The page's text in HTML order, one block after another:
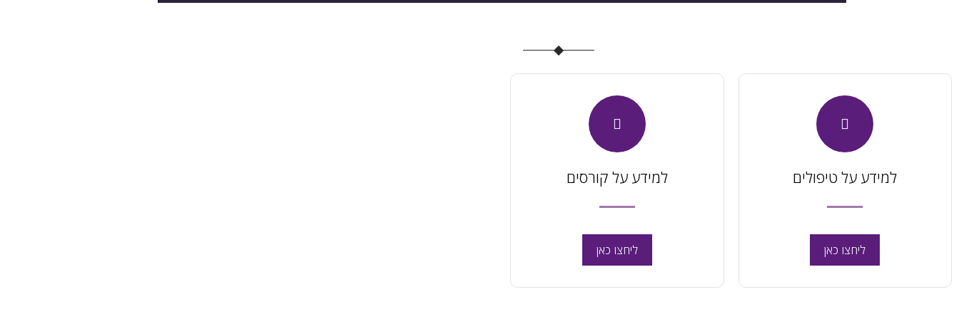
למידע על טיפולים
ליחצו כאן
למידע על קורסים
ליחצו כאן